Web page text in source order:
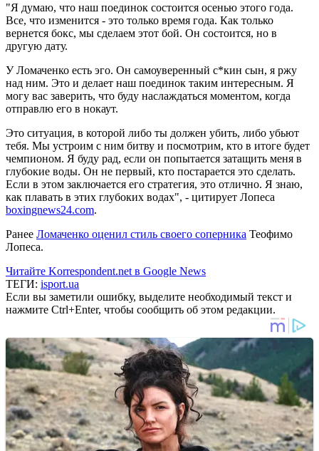
"Я думаю, что наш поединок состоится осенью этого года.
Все, что изменится - это только время года. Как только
вернется бокс, мы сделаем этот бой. Он состоится, но в
другую дату.
У Ломаченко есть эго. Он самоуверенный с*кин сын, я ржу
над ним. Это и делает наш поединок таким интересным. Я
могу вас заверить, что буду наслаждаться моментом, когда
отправлю его в нокаут.
Это ситуация, в которой либо ты должен убить, либо убьют
тебя. Мы устроим с ним битву и посмотрим, кто в итоге будет
чемпионом. Я буду рад, если он попытается затащить меня в
глубокие воды. Он не первый, кто постарается это сделать.
Если в этом заключается его стратегия, это отлично. Я знаю,
как плавать в этих глубоких водах", - цитирует Лопеса
boxingnews24.com.
Ранее Ломаченко оценил стиль своего соперника Теофимо
Лопеса.
Читайте Korrespondent.net в Google News
ТЕГИ: isport.ua
Если вы заметили ошибку, выделите необходимый текст и
нажмите Ctrl+Enter, чтобы сообщить об этом редакции.